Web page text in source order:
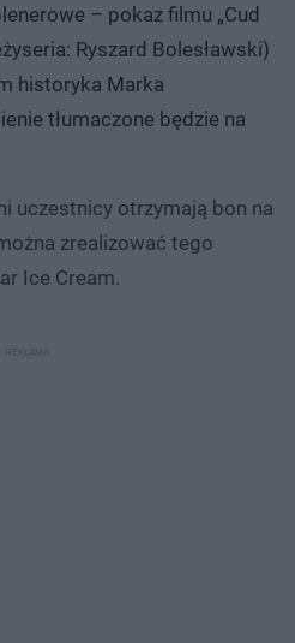
– pokaz filmu „Cud
Ryszard Bolesławski)
historyka Marka
tłumaczone będzie na
uczestnicy otrzymają bon na
zrealizować tego
Ice Cream.